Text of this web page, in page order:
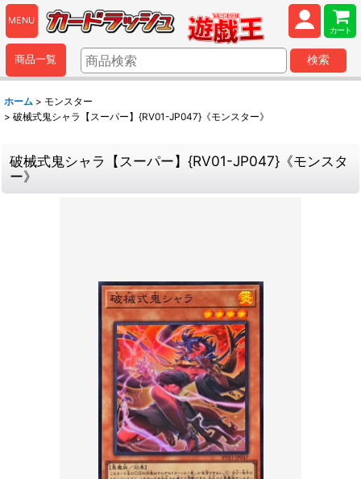
MENU
カート
商品一覧 検索
ホーム > モンスター
> 破械式鬼シャラ【スーパー】{RV01-JP047}《モンスター》
破械式鬼シャラ【スーパー】{RV01-JP047}《モンスタ
ー》